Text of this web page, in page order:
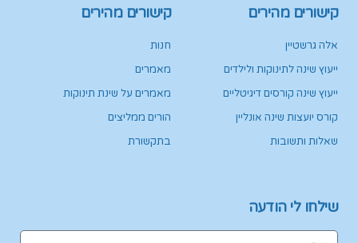
קישורים מהירים
אלה גרשטיין
ייעוץ שינה לתינוקות ולילדים
ייעוץ שינה קורסים דיגיטליים
קורס יועצות שינה אונליין
שאלות ותשובות
קישורים מהירים
חנות
מאמרים
מאמרים על שינת תינוקות
הורים ממליצים
בתקשורת
שילחו לי הודעה